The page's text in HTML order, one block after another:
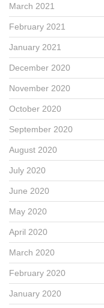
March 2021
February 2021
January 2021
December 2020
November 2020
October 2020
September 2020
August 2020
July 2020
June 2020
May 2020
April 2020
March 2020
February 2020
January 2020